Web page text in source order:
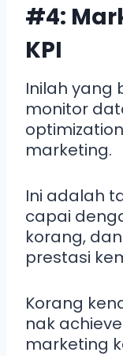
#4:
KPI
Inilah yang
monitor
marketing.
Ini adalah
capai
korang,
prestasi
Korang
nak
marketing